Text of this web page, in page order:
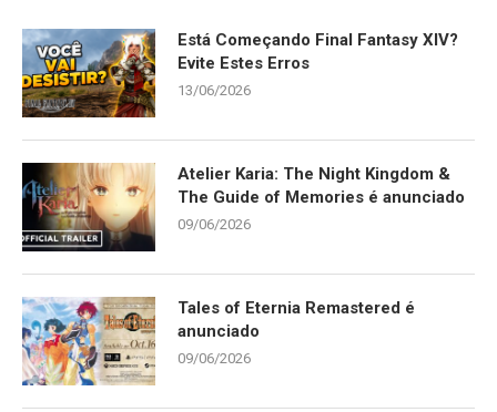
Está Começando Final Fantasy XIV?
Evite Estes Erros
13/06/2026
Atelier Karia: The Night Kingdom &
The Guide of Memories é anunciado
09/06/2026
Tales of Eternia Remastered é
anunciado
09/06/2026